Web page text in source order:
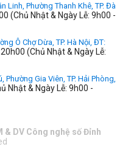
Linh, Phường Thanh Khê, TP. Đà
(Chủ Nhật & Ngày Lễ: 9h00 -
Ô Chợ Dừa, TP. Hà Nội, ĐT:
20h00 (Chủ Nhật & Ngày Lễ:
Phường Gia Viên, TP. Hải Phòng,
Nhật & Ngày Lễ: 9h00 -
& DV Công nghệ số Đỉnh